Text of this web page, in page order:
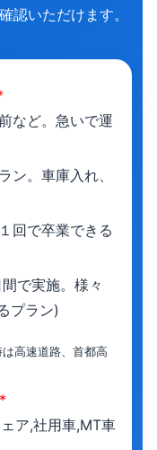
認いただけます。
など。急いで運
ン。車庫入れ、
回で卒業できる
で実施。様々
プラン)
高速道路、首都高
*
ア,社用車,MT車